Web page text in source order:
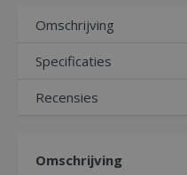
Omschrijving
Specificaties
Recensies
Omschrijving